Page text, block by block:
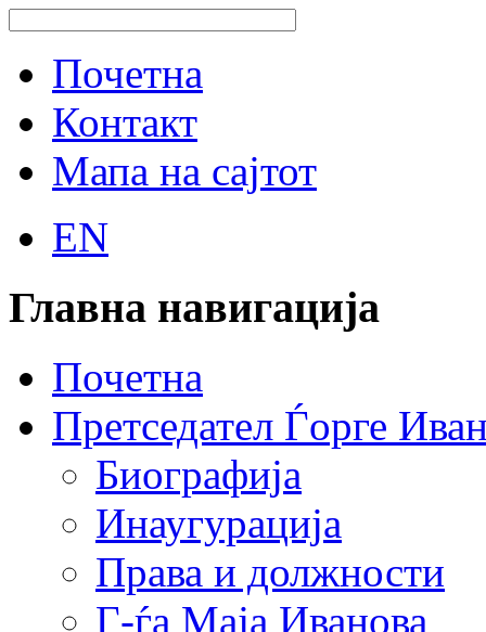
Почетна
Контакт
Мапа на сајтот
EN
Главна навигација
Почетна
Претседател Ѓорге
Биографија
Инаугурација
Права и должности
Г-ѓа Маја Иванова